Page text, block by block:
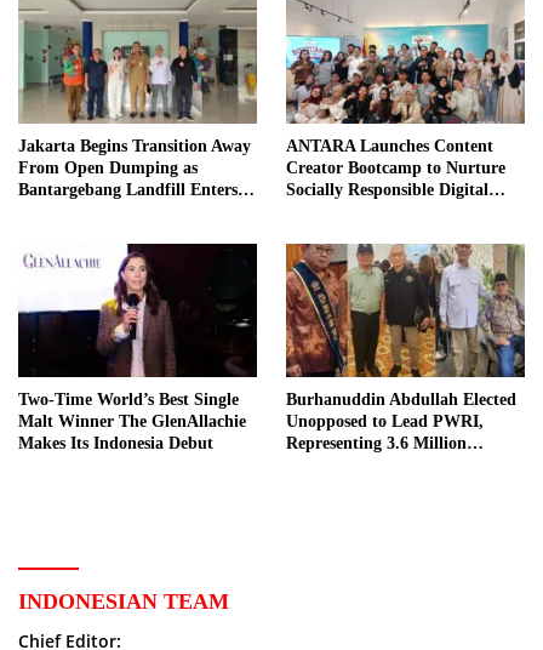
Jakarta Begins Transition Away
From Open Dumping as
Bantargebang Landfill Enters
ANTARA Launches Content
Creator Bootcamp to Nurture
Socially Responsible Digital
Two-Time World’s Best Single
Malt Winner The GlenAllachie
Makes Its Indonesia Debut
Burhanuddin Abdullah Elected
Unopposed to Lead PWRI,
Representing 3.6 Million
INDONESIAN TEAM
Chief Editor: